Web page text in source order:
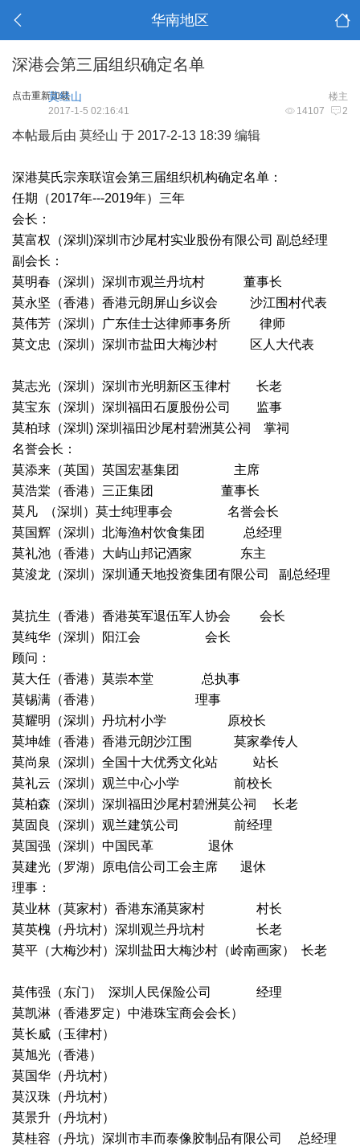
华南地区
深港会第三届组织确定名单
点击重新加载 楼主
莫经山
14107 2
2017-1-5 02:16:41
本帖最后由 莫经山 于 2017-2-13 18:39 编辑
深港莫氏宗亲联谊会第三届组织机构确定名单：
任期（2017年---2019年）三年
会长：
莫富权（深圳)深圳市沙尾村实业股份有限公司 副总经理
副会长：
莫明春（深圳）深圳市观兰丹坑村 董事长
莫永坚（香港）香港元朗屏山乡议会 沙江围村代表
莫伟芳（深圳）广东佳士达律师事务所 律师
莫文忠（深圳）深圳市盐田大梅沙村 区人大代表
莫志光（深圳）深圳市光明新区玉律村 长老
莫宝东（深圳）深圳福田石厦股份公司 监事
莫柏球（深圳) 深圳福田沙尾村碧洲莫公祠 掌祠
名誉会长：
莫添来（英国）英国宏基集团 主席
莫浩棠（香港）三正集团 董事长
莫凡 （深圳）莫士纯理事会 名誉会长
莫国辉（深圳）北海渔村饮食集团 总经理
莫礼池（香港）大屿山邦记酒家 东主
莫浚龙（深圳）深圳通天地投资集团有限公司 副总经理
莫抗生（香港）香港英军退伍军人协会 会长
莫纯华（深圳）阳江会 会长
顾问：
莫大任（香港）莫崇本堂 总执事
莫锡满（香港） 理事
莫耀明（深圳）丹坑村小学 原校长
莫坤雄（香港）香港元朗沙江围 莫家拳传人
莫尚泉（深圳）全国十大优秀文化站 站长
莫礼云（深圳）观兰中心小学 前校长
莫柏森（深圳）深圳福田沙尾村碧洲莫公祠 长老
莫固良（深圳）观兰建筑公司 前经理
莫国强（深圳）中国民革 退休
莫建光（罗湖）原电信公司工会主席 退休
理事：
莫业林（莫家村）香港东涌莫家村 村长
莫英槐（丹坑村）深圳观兰丹坑村 长老
莫平（大梅沙村）深圳盐田大梅沙村（岭南画家） 长老
莫伟强（东门） 深圳人民保险公司 经理
莫凯淋（香港罗定）中港珠宝商会会长）
莫长威（玉律村）
莫旭光（香港）
莫国华（丹坑村）
莫汉珠（丹坑村）
莫景升（丹坑村）
莫桂容（丹坑）深圳市丰而泰像胶制品有限公司 总经理